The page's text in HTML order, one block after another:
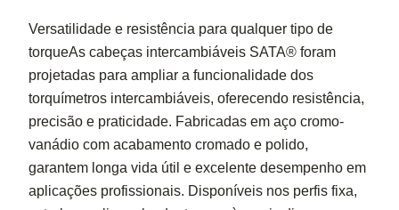
Versatilidade e resistência para qualquer tipo de
torqueAs cabeças intercambiáveis SATA® foram
projetadas para ampliar a funcionalidade dos
torquímetros intercambiáveis, oferecendo resistência,
precisão e praticidade. Fabricadas em aço cromo-
vanádio com acabamento cromado e polido,
garantem longa vida útil e excelente desempenho em
aplicações profissionais. Disponíveis nos perfis fixa,